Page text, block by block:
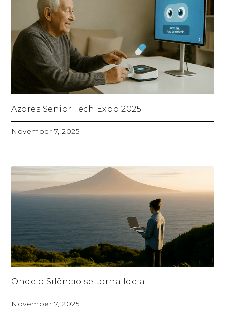
Azores Senior Tech Expo 2025
November 7, 2025
Onde o Silêncio se torna Ideia
November 7, 2025